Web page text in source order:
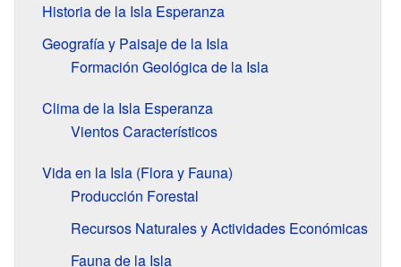
Historia de la Isla Esperanza
Geografía y Paisaje de la Isla
Formación Geológica de la Isla
Clima de la Isla Esperanza
Vientos Característicos
Vida en la Isla (Flora y Fauna)
Producción Forestal
Recursos Naturales y Actividades Económicas
Fauna de la Isla